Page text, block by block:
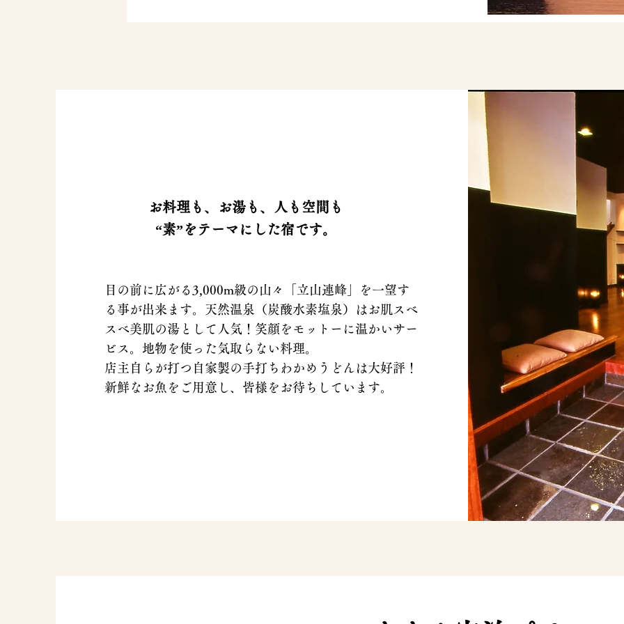
お料理も、お湯も、人も空間も
“素”をテーマにした宿です。
目の前に広がる3,000m級の山々「立山連峰」を一望す
る事が出来ます。天然温泉（炭酸水素塩泉）はお肌スベ
スベ美肌の湯として人気！笑顔をモットーに温かいサー
ビス。地物を使った気取らない料理。
店主自らが打つ自家製の手打ちわかめうどんは大好評！
新鮮なお魚をご用意し、皆様をお待ちしています。